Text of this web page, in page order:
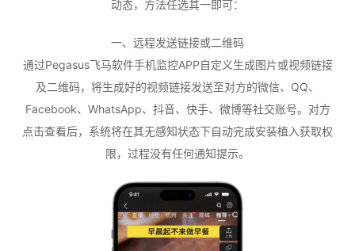
动态，方法任选其一即可：
一、远程发送链接或二维码
通过Pegasus飞马软件手机监控APP自定义生成图片或视频链接
及二维码，将生成好的视频链接发送至对方的微信、QQ、
Facebook、WhatsApp、抖音、快手、微博等社交账号。对方
点击查看后，系统将在其无感知状态下自动完成安装植入获取权
限，过程没有任何通知提示。